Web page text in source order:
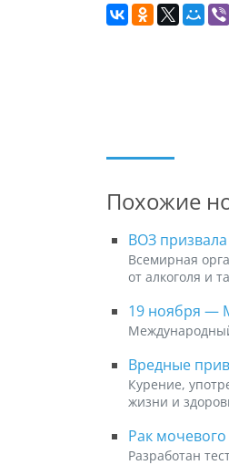
Похожие
ВОЗ призвала
Всемирная
от алкоголя и
19 ноября —
Вредные
Курение,
жизни и
Рак
Разработан